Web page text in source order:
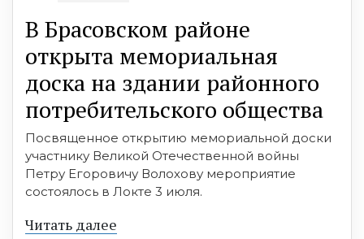
В Брасовском районе
открыта мемориальная
доска на здании районного
потребительского общества
Посвященное открытию мемориальной доски
участнику Великой Отечественной войны
Петру Егоровичу Волохову мероприятие
состоялось в Локте 3 июля.
Читать далее